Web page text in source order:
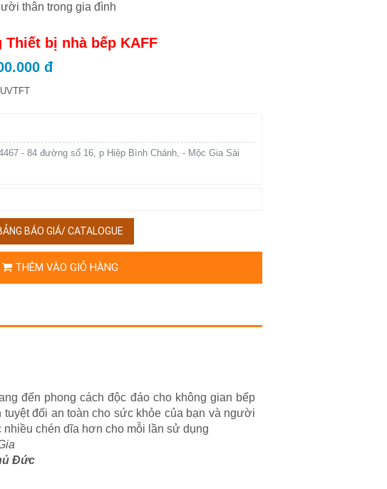
thân trong gia đình
bị nhà bếp KAFF
đ
- 84 đường số 16, p Hiệp Bình Chánh, - Mộc Gia Sài
BÁO GIÁ/ CATALOGUE
THÊM VÀO GIỎ HÀNG
đến phong cách độc đáo cho không gian bếp
đối an toàn cho sức khỏe của bạn và người
chén dĩa hơn cho mỗi lần sử dụng
Đức